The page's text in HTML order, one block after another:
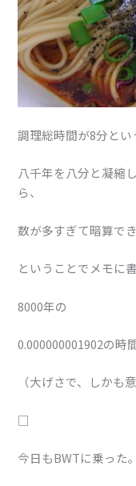
調理総時間が8分とい
八千年を八分と凝縮
ら、
数が多すぎて暗算で
ということでメモに
8000年の
0.000000001902の時
（大げさで、しかも
□
今日もBWTに乗った。